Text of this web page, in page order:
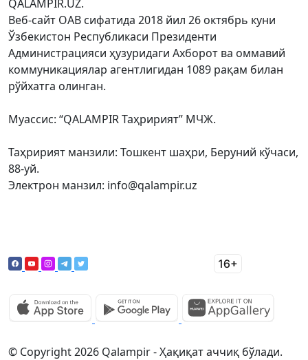
QALAMPIR.UZ.
Веб-сайт ОАВ сифатида 2018 йил 26 октябрь куни
Ўзбекистон Республикаси Президенти
Администрацияси ҳузуридаги Ахборот ва оммавий
коммуникациялар агентлигидан 1089 рақам билан
рўйхатга олинган.
Муассис: “QALAMPIR Таҳририят” МЧЖ.
Таҳририят манзили: Тошкент шаҳри, Беруний кўчаси,
88-уй.
Электрон манзил: info@qalampir.uz
© Copyright 2026 Qalampir - Ҳақиқат аччиқ бўлади.